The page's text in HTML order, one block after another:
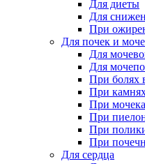
Для диеты
Для
При
Для почек и
Для
Для
При болях
При
При
При
При
При
Для сердца